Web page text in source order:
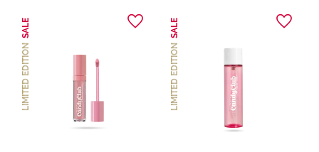
LIMITED EDITION
SALE
LIMITED EDITION
SALE